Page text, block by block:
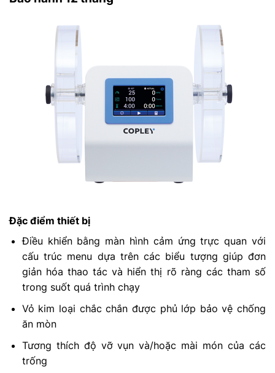
Đặc điểm thiết bị
Điều khiển bằng màn hình cảm ứng trực quan với
cấu trúc menu dựa trên các biểu tượng giúp đơn
giản hóa thao tác và hiển thị rõ ràng các tham số
trong suốt quá trình chạy
Vỏ kim loại chắc chắn được phủ lớp bảo vệ chống
ăn mòn
Tương thích độ vỡ vụn và/hoặc mài món của các
trống